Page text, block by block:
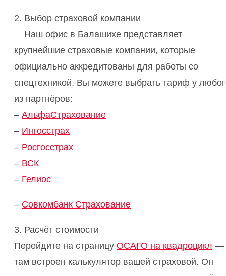
2. Выбор страховой компании
Наш офис в Балашихе представляет
крупнейшие страховые компании, которые
официально аккредитованы для работы со
спецтехникой. Вы можете выбрать тариф у
из партнёров:
– АльфаСтрахование
– Ингосстрах
– Росгосстрах
– ВСК
– Гелиос
– Совкомбанк Страхование
3. Расчёт стоимости
Перейдите на страницу ОСАГО на квадроцикл —
там встроен калькулятор вашей страховой. Он